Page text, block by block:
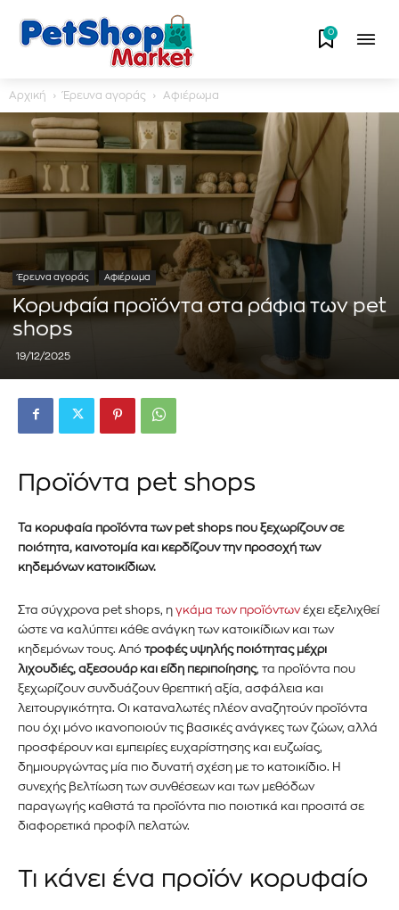
0
Αρχική Έρευνα αγοράς Αφιέρωμα
Έρευνα αγοράς Αφιέρωμα
Κορυφαία προϊόντα στα ράφια των pet
shops
19/12/2025
Προϊόντα pet shops
Τα κορυφαία προϊόντα των pet shops που ξεχωρίζουν σε
ποιότητα, καινοτομία και κερδίζουν την προσοχή των
κηδεμόνων κατοικίδιων.
Στα σύγχρονα pet shops, η γκάμα των προϊόντωνέχει εξελιχθεί
ώστε να καλύπτει κάθε ανάγκη των κατοικίδιων και των
κηδεμόνων τους. Από τροφές υψηλής ποιότητας μέχρι
λιχουδιές, αξεσουάρ και είδη περιποίησης, τα προϊόντα που
ξεχωρίζουν συνδυάζουν θρεπτική αξία, ασφάλεια και
λειτουργικότητα. Οι καταναλωτές πλέον αναζητούν προϊόντα
που όχι μόνο ικανοποιούν τις βασικές ανάγκες των ζώων, αλλά
προσφέρουν και εμπειρίες ευχαρίστησης και ευζωίας,
δημιουργώντας μία πιο δυνατή σχέση με το κατοικίδιο. Η
συνεχής βελτίωση των συνθέσεων και των μεθόδων
παραγωγής καθιστά τα προϊόντα πιο ποιοτικά και προσιτά σε
διαφορετικά προφίλ πελατών.
Τι κάνει ένα προϊόν κορυφαίο